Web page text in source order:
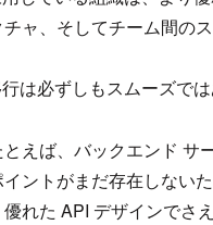
ャ、そしてチーム間の
は必ずしもスムーズでは
えば、バックエンド
ントがまだ存在しない
れた API デザインでさ